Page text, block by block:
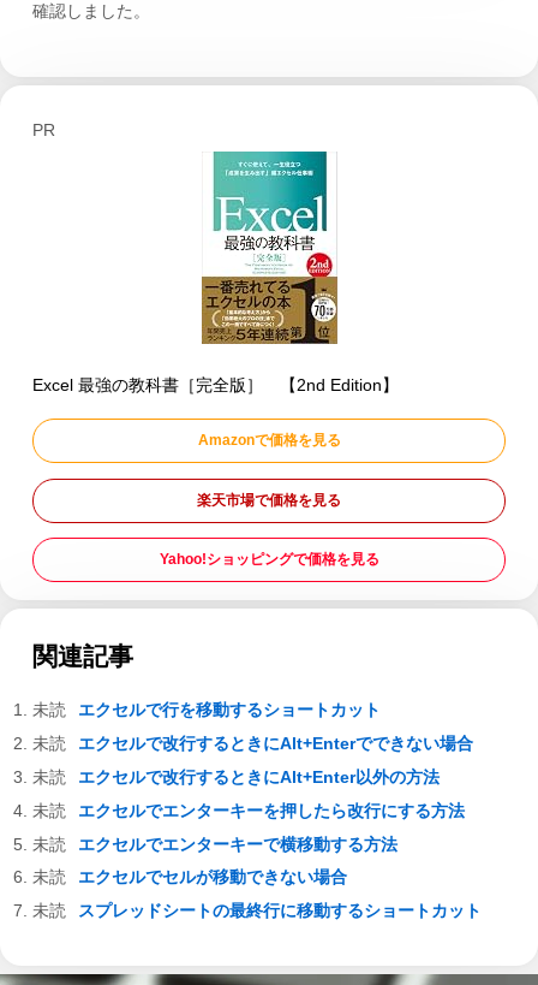
確認しました。
PR
Excel 最強の教科書［完全版］ 【2nd Edition】
Amazonで価格を見る
楽天市場で価格を見る
Yahoo!ショッピングで価格を見る
関連記事
エクセルで行を移動するショートカット
エクセルで改行するときにAlt+Enterでできない場合
エクセルで改行するときにAlt+Enter以外の方法
エクセルでエンターキーを押したら改行にする方法
エクセルでエンターキーで横移動する方法
エクセルでセルが移動できない場合
スプレッドシートの最終行に移動するショートカット